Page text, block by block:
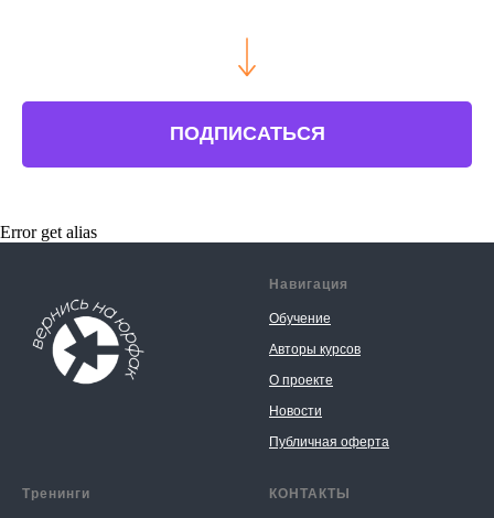
ПОДПИСАТЬСЯ
Error get alias
Навигация
Обучение
Авторы курсов
О проекте
Новости
Публичная оферта
Тренинги КОНТАКТЫ